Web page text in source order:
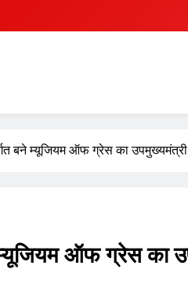
बने म्यूजियम ऑफ ग्रेस का
ऑफ ग्रेस का